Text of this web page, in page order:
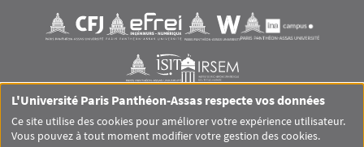
Visuel svgVisuel svg Visuel svgVisuel svg
Visuel svgVisuel svg
RS footer
L'Université Paris Panthéon-Assas respecte vos données
Ce site utilise des cookies pour améliorer votre expérience utilisateur.
Vous pouvez à tout moment modifier votre gestion des cookies.